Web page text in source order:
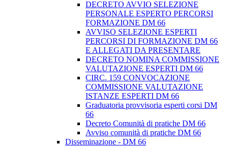
DECRETO AVVIO SELEZIONE
PERSONALE ESPERTO PERCORSI
FORMAZIONE DM 66
AVVISO SELEZIONE ESPERTI
PERCORSI DI FORMAZIONE DM 66
E ALLEGATI DA PRESENTARE
DECRETO NOMINA COMMISSIONE
VALUTAZIONE ESPERTI DM 66
CIRC. 159 CONVOCAZIONE
COMMISSIONE VALUTAZIONE
ISTANZE ESPERTI DM 66
Graduatoria provvisoria esperti corsi DM
66
Decreto Comunità di pratiche DM 66
Avviso comunità di pratiche DM 66
Disseminazione - DM 66